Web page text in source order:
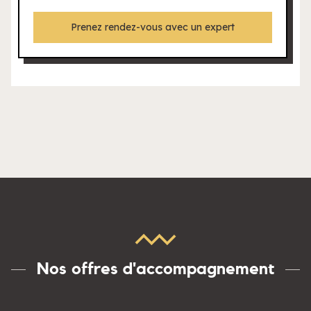
Prenez rendez-vous avec un expert
Nos offres d'accompagnement